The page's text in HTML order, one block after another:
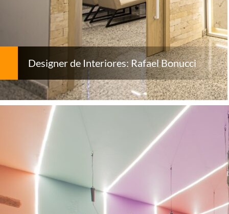
Designer de Interiores: Rafael Bonucci